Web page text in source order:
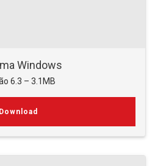
Windows
6.3 – 3.1MB
Download